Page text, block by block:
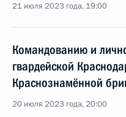
21 июля 2023 года, 19:00
Командованию и
гвардейской
Краснознамённой
20 июля 2023 года, 20:00